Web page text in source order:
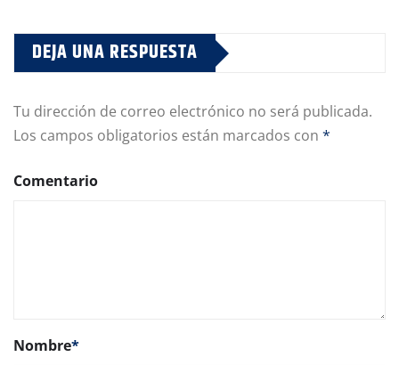
DEJA UNA RESPUESTA
Tu dirección de correo electrónico no será publicada.
Los campos obligatorios están marcados con *
Comentario
Nombre*